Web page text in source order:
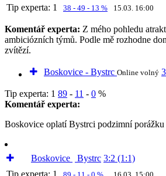
Tip experta: 1 38 - 49 - 13 % 15.03. 16:00
Komentář experta: Z mého pohledu
ambiciózních týmů. Podle mě rozhodne
zvítězí.
Boskovice - Bystrc Online volný
Tip experta: 1 89 - 11 - 0 %
Komentář experta:
Boskovice oplatí Bystrci podzimní porážku
Boskovice Bystrc 3:2 (1:1)
Tip experta: 1